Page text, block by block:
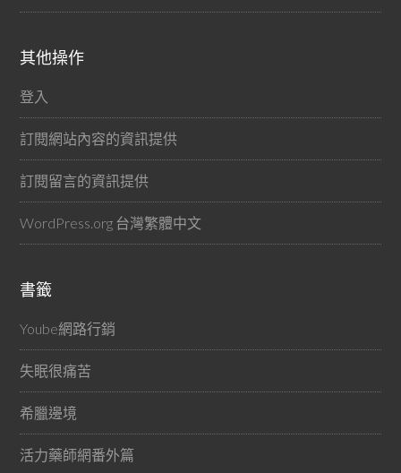
其他操作
登入
訂閱網站內容的資訊提供
訂閱留言的資訊提供
WordPress.org 台灣繁體中文
書籤
Yoube網路行銷
失眠很痛苦
希臘邊境
活力藥師網番外篇